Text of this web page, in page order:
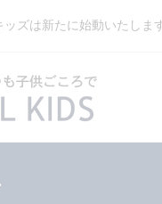
ズは新たに始動いたしま